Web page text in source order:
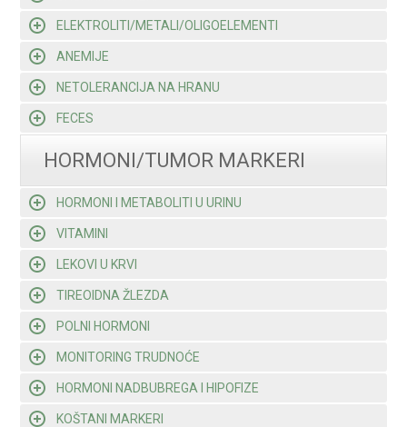
ELEKTROLITI/METALI/OLIGOELEMENTI
ANEMIJE
NETOLERANCIJA NA HRANU
FECES
HORMONI/TUMOR MARKERI
HORMONI I METABOLITI U URINU
VITAMINI
LEKOVI U KRVI
TIREOIDNA ŽLEZDA
POLNI HORMONI
MONITORING TRUDNOĆE
HORMONI NADBUBREGA I HIPOFIZE
KOŠTANI MARKERI